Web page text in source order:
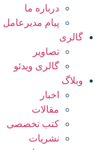
درباره ما
پیام مدیرعامل
گالری
تصاویر
گالری ویدئو
وبلاگ
اخبار
مقالات
کتب تخصصی
نشریات